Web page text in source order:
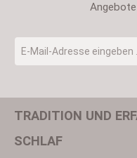
Um weiterzugehen,
TRADITION UND
SCHLAF